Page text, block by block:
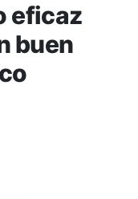
eficaz
buen